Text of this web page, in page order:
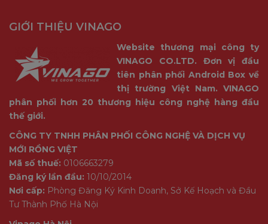
GIỚI THIỆU VINAGO
Website thương mại công ty
VINAGO CO.LTD. Đơn vị đầu
tiên phân phối Android Box về
thị trường Việt Nam. VINAGO
phân phối hơn 20 thương hiệu công nghệ hàng đầu
thế giới.
CÔNG TY TNHH PHÂN PHỐI CÔNG NGHỆ VÀ DỊCH VỤ
MỚI RỒNG VIỆT
Mã số thuế: 0106663279
Đăng ký lần đầu: 10/10/2014
Nơi cấp: Phòng Đăng Ký Kinh Doanh, Sở Kế Hoạch và Đầu
Tư Thành Phố Hà Nội